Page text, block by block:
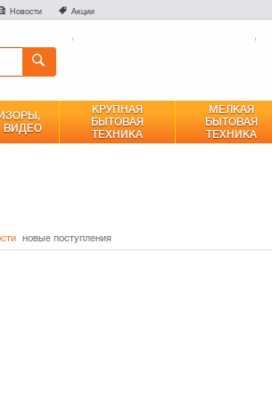
Новости Акции
ВИДЕО
КРУПНАЯ
БЫТОВАЯ
ТЕХНИКА
МЕЛКАЯ
БЫТОВАЯ
ТЕХНИКА
новые поступления
Сравнение